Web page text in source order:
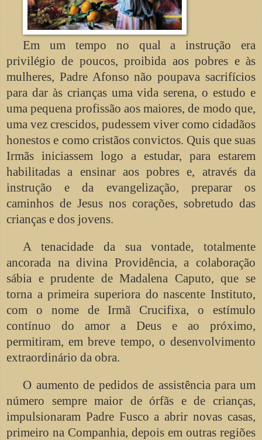
Em um tempo no qual a instrução era
privilégio de poucos, proibida aos pobres e às
mulheres, Padre Afonso não poupava sacrifícios
para dar às crianças uma vida serena, o estudo e
uma pequena profissão aos maiores, de modo que,
uma vez crescidos, pudessem viver como cidadãos
honestos e como cristãos convictos. Quis que suas
Irmãs iniciassem logo a estudar, para estarem
habilitadas a ensinar aos pobres e, através da
instrução e da evangelização, preparar os
caminhos de Jesus nos corações, sobretudo das
crianças e dos jovens.
A tenacidade da sua vontade, totalmente
ancorada na divina Providência, a colaboração
sábia e prudente de Madalena Caputo, que se
torna a primeira superiora do nascente Instituto,
com o nome de Irmã Crucifixa, o estímulo
contínuo do amor a Deus e ao próximo,
permitiram, em breve tempo, o desenvolvimento
extraordinário da obra.
O aumento de pedidos de assistência para um
número sempre maior de órfãs e de crianças,
impulsionaram Padre Fusco a abrir novas casas,
primeiro na Companhia, depois em outras regiões